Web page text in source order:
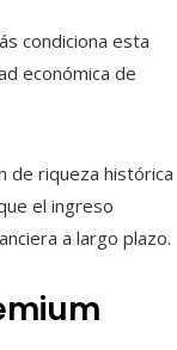
condiciona esta
económica de
de riqueza histórica
el ingreso
a largo plazo.